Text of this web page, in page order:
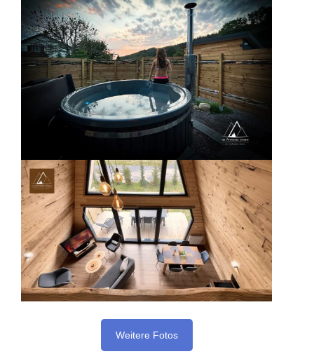
Weitere Fotos